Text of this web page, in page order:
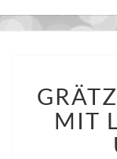
MIT